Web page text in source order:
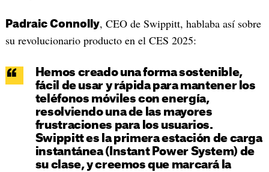
Padraic Connolly, CEO de Swippitt, hablaba así sobre
su revolucionario producto en el CES 2025:
Hemos creado una forma sostenible,
fácil de usar y rápida para mantener los
teléfonos móviles con energía,
resolviendo una de las mayores
frustraciones para los usuarios.
Swippitt es la primera estación de carga
instantánea (Instant Power System) de
su clase, y creemos que marcará la